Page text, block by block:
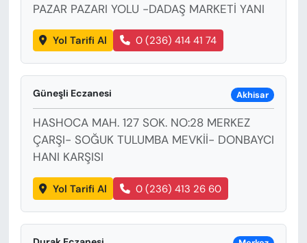
PAZAR PAZARI YOLU -DADAŞ MARKETİ YANI
Yol Tarifi Al 0 (236) 414 41 74
Güneşli Eczanesi Akhisar
HASHOCA MAH. 127 SOK. NO:28 MERKEZ
ÇARŞI- SOĞUK TULUMBA MEVKİİ- DONBAYCI
HANI KARŞISI
Yol Tarifi Al 0 (236) 413 26 60